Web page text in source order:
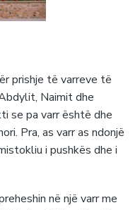
prishje të varreve të
Naimit dhe
se pa varr është dhe
Pra, as varr as ndonjë
i pushkës dhe i
në një varr me